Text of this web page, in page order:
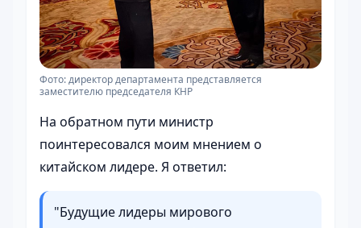
Фото: директор департамента представляется
заместителю председателя КНР
На обратном пути министр
поинтересовался моим мнением о
китайском лидере. Я ответил:
"Будущие лидеры мирового